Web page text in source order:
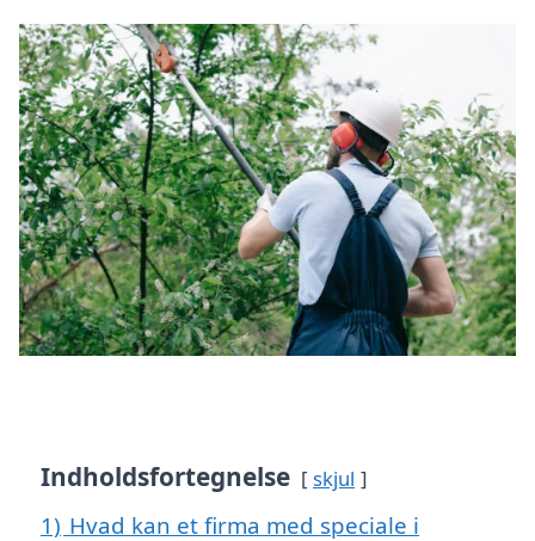
Indholdsfortegnelse skjul
1) Hvad kan et firma med speciale i